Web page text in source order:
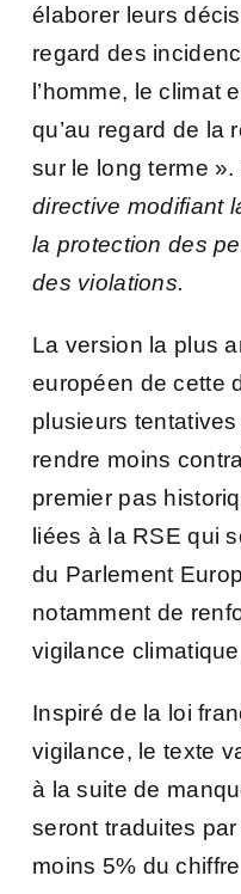
élaborer leurs
regard des
l’homme, le climat
qu’au regard de la
sur le long terme ».
directive modifiant
la protection des
des violations.
La version la plus
européen de cette
plusieurs
rendre moins
premier pas
liées à la RSE qui
du Parlement
notamment de
vigilance
Inspiré de la loi
vigilance, le texte
à la suite de
seront traduites
moins 5% du